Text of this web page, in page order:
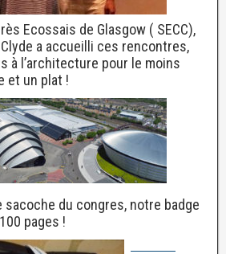
Ecossais de Glasgow ( SECC),
a accueilli ces rencontres,
à l’architecture pour le moins
et un plat !
du congres, notre badge
pages !